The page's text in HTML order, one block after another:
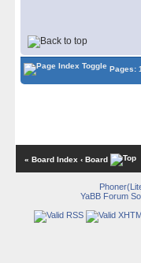
Pages: 1
« Board Index ‹ Board
YaBB Forum